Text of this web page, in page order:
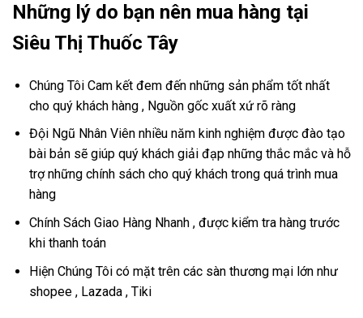
Những lý do bạn nên mua hàng tại
Siêu Thị Thuốc Tây
Chúng Tôi Cam kết đem đến những sản phẩm tốt nhất
cho quý khách hàng , Nguồn gốc xuất xứ rõ ràng
Đội Ngũ Nhân Viên nhiều năm kinh nghiệm được đào tạo
bài bản sẽ giúp quý khách giải đạp những thắc mắc và hỗ
trợ những chính sách cho quý khách trong quá trình mua
hàng
Chính Sách Giao Hàng Nhanh , được kiểm tra hàng trước
khi thanh toán
Hiện Chúng Tôi có mặt trên các sàn thương mại lớn như
shopee , Lazada , Tiki